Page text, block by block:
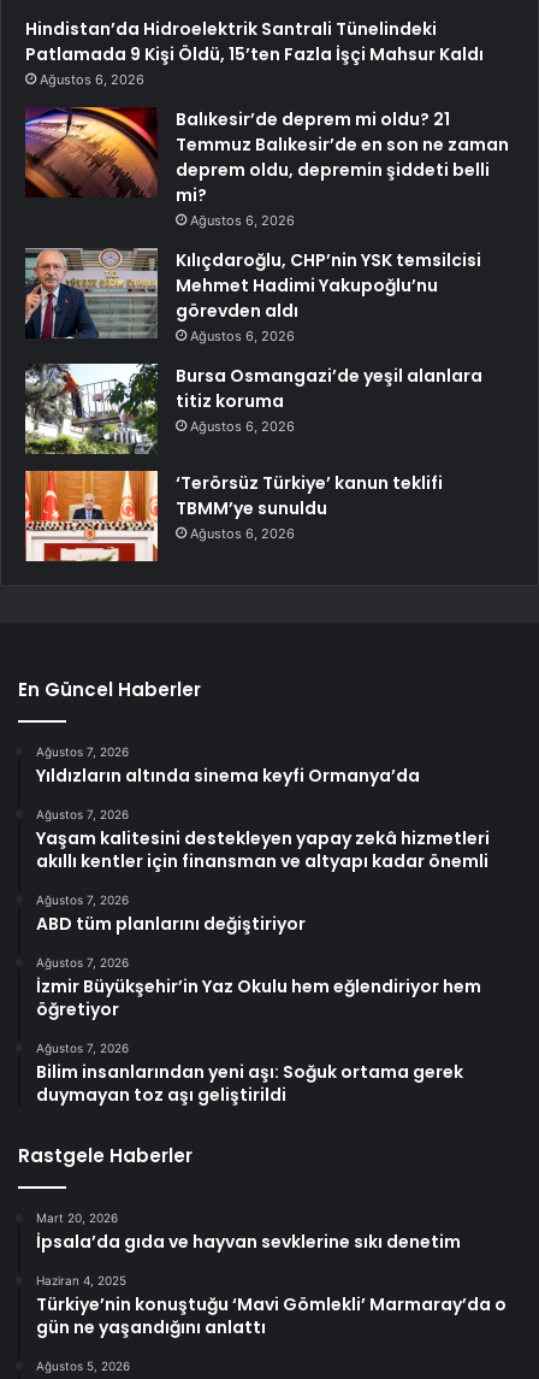
Hindistan’da Hidroelektrik Santrali Tünelindeki
Patlamada 9 Kişi Öldü, 15’ten Fazla İşçi Mahsur Kaldı
Ağustos 6, 2026
Balıkesir’de deprem mi oldu? 21
Temmuz Balıkesir’de en son ne zaman
deprem oldu, depremin şiddeti belli
mi?
Ağustos 6, 2026
Kılıçdaroğlu, CHP’nin YSK temsilcisi
Mehmet Hadimi Yakupoğlu’nu
görevden aldı
Ağustos 6, 2026
Bursa Osmangazi’de yeşil alanlara
titiz koruma
Ağustos 6, 2026
‘Terörsüz Türkiye’ kanun teklifi
TBMM’ye sunuldu
Ağustos 6, 2026
En Güncel Haberler
Ağustos 7, 2026
Yıldızların altında sinema keyfi Ormanya’da
Ağustos 7, 2026
Yaşam kalitesini destekleyen yapay zekâ hizmetleri
akıllı kentler için finansman ve altyapı kadar önemli
Ağustos 7, 2026
ABD tüm planlarını değiştiriyor
Ağustos 7, 2026
İzmir Büyükşehir’in Yaz Okulu hem eğlendiriyor hem
öğretiyor
Ağustos 7, 2026
Bilim insanlarından yeni aşı: Soğuk ortama gerek
duymayan toz aşı geliştirildi
Rastgele Haberler
Mart 20, 2026
İpsala’da gıda ve hayvan sevklerine sıkı denetim
Haziran 4, 2025
Türkiye’nin konuştuğu ‘Mavi Gömlekli’ Marmaray’da o
gün ne yaşandığını anlattı
Ağustos 5, 2026